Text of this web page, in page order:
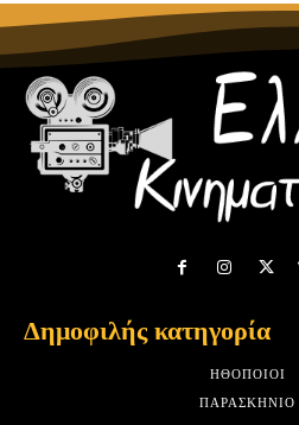
Δημοφιλής κατηγορία
HΘΟΠΟΙΟΊ
ΠΑΡΑΣΚΉΝΙΟ